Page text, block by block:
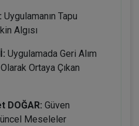
Uygulamanın Tapu
Algısı
Uygulamada Geri Alım
Ortaya Çıkan
DOĞAR: Güven
Meseleler